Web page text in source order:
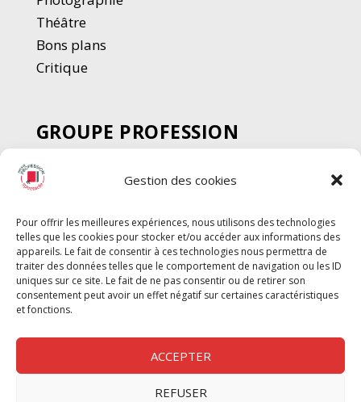
Gestion des cookies
Pour offrir les meilleures expériences, nous utilisons des technologies
telles que les cookies pour stocker et/ou accéder aux informations des
appareils. Le fait de consentir à ces technologies nous permettra de
traiter des données telles que le comportement de navigation ou les ID
uniques sur ce site. Le fait de ne pas consentir ou de retirer son
consentement peut avoir un effet négatif sur certaines caractéristiques
et fonctions.
ACCEPTER
REFUSER
Théâtre
Bons plans
Critique
GROUPE PROFESSION
SPECTACLE
Chèque Intermittents
Chèque Compta
Chèque Emploi Spectacle
G-Pods
Profession Audio-visuel